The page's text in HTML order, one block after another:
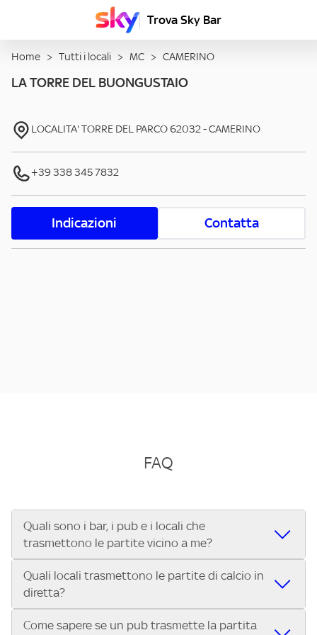
Trova Sky Bar
Home > Tutti i locali > MC > CAMERINO
LA TORRE DEL BUONGUSTAIO
LOCALITA' TORRE DEL PARCO62032-CAMERINO
+39 338 345 7832
Indicazioni Contatta
FAQ
Quali sono i bar, i pub e i locali che
trasmettono le partite vicino a me?
Se cerchi un bar, pub, ristorante o locale vicino a te per
vedere le partite di Serie A ENILIVE, la Serie C Sky Wifi, la
UEFA Champions League, la UEFA Europa League, la UEFA
Conference League, il Tennis, la Formula 1®, la MotoGP™ e
Quali locali trasmettono le partite di calcio in
diretta?
Vuoi sapere quali bar, pub o ristoranti mostrano le partite
Come sapere se un pub trasmette la partita